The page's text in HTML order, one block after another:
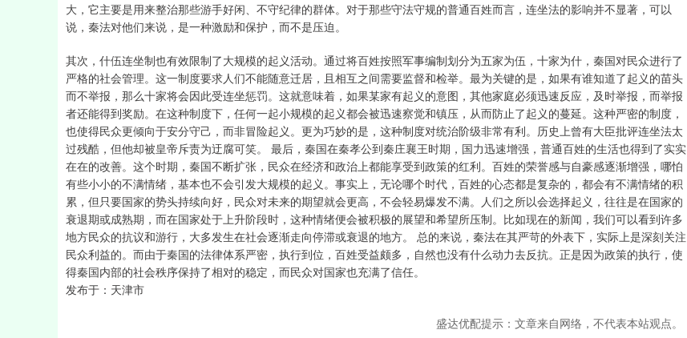
大，它主要是用来整治那些游手好闲、不守纪律的群体。对于那些守法守规的普通百姓而言，连坐法的影响并不显著，可以
说，秦法对他们来说，是一种激励和保护，而不是压迫。
其次，什伍连坐制也有效限制了大规模的起义活动。通过将百姓按照军事编制划分为五家为伍，十家为什，秦国对民众进行了
严格的社会管理。这一制度要求人们不能随意迁居，且相互之间需要监督和检举。最为关键的是，如果有谁知道了起义的苗头
而不举报，那么十家将会因此受连坐惩罚。这就意味着，如果某家有起义的意图，其他家庭必须迅速反应，及时举报，而举报
者还能得到奖励。在这种制度下，任何一起小规模的起义都会被迅速察觉和镇压，从而防止了起义的蔓延。这种严密的制度，
也使得民众更倾向于安分守己，而非冒险起义。更为巧妙的是，这种制度对统治阶级非常有利。历史上曾有大臣批评连坐法太
过残酷，但他却被皇帝斥责为迂腐可笑。 最后，秦国在秦孝公到秦庄襄王时期，国力迅速增强，普通百姓的生活也得到了实实
在在的改善。这个时期，秦国不断扩张，民众在经济和政治上都能享受到政策的红利。百姓的荣誉感与自豪感逐渐增强，哪怕
有些小小的不满情绪，基本也不会引发大规模的起义。事实上，无论哪个时代，百姓的心态都是复杂的，都会有不满情绪的积
累，但只要国家的势头持续向好，民众对未来的期望就会更高，不会轻易爆发不满。人们之所以会选择起义，往往是在国家的
衰退期或成熟期，而在国家处于上升阶段时，这种情绪便会被积极的展望和希望所压制。比如现在的新闻，我们可以看到许多
地方民众的抗议和游行，大多发生在社会逐渐走向停滞或衰退的地方。 总的来说，秦法在其严苛的外表下，实际上是深刻关注
民众利益的。而由于秦国的法律体系严密，执行到位，百姓受益颇多，自然也没有什么动力去反抗。正是因为政策的执行，使
得秦国内部的社会秩序保持了相对的稳定，而民众对国家也充满了信任。
发布于：天津市
盛达优配提示：文章来自网络，不代表本站观点。